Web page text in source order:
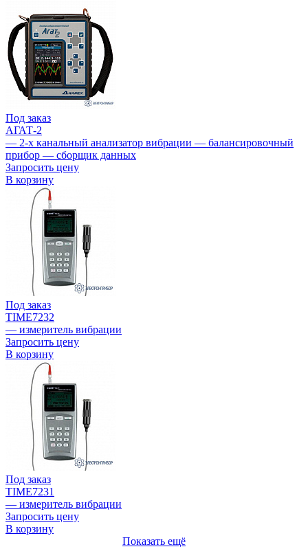
Под заказ
АГАТ-2
— 2-х канальный анализатор вибрации — балансировочный
прибор — сборщик данных
Запросить цену
В корзину
Под заказ
TIME7232
— измеритель вибрации
Запросить цену
В корзину
Под заказ
TIME7231
— измеритель вибрации
Запросить цену
В корзину
Показать ещё